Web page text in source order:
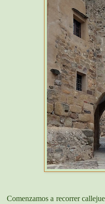
Comenzamos a recorrer